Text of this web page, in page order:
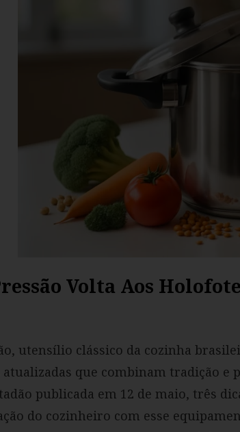
Volta Aos
utensílio clássico da cozinha
atualizadas que combinam tradição e
publicada em 12 de maio, três
do cozinheiro com esse